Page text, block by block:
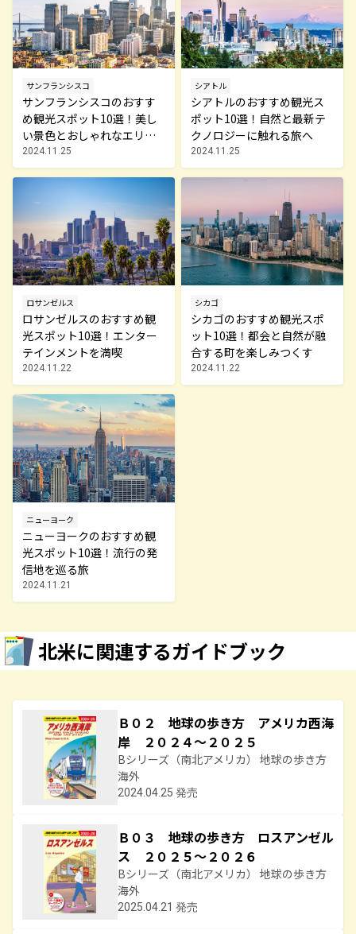
サンフランシスコ
サンフランシスコのおすす
め観光スポット10選！美し
い景色とおしゃれなエリア
を満喫
2024.11.25
シアトル
シアトルのおすすめ観光ス
ポット10選！自然と最新テ
クノロジーに触れる旅へ
2024.11.25
ロサンゼルス
ロサンゼルスのおすすめ観
光スポット10選！エンター
テインメントを満喫
2024.11.22
シカゴ
シカゴのおすすめ観光スポ
ット10選！都会と自然が融
合する町を楽しみつくす
2024.11.22
ニューヨーク
ニューヨークのおすすめ観
光スポット10選！流行の発
信地を巡る旅
2024.11.21
北米に関連するガイドブック
Ｂ０２ 地球の歩き方 アメリカ西海
岸 ２０２４～２０２５
Bシリーズ（南北アメリカ） 地球の歩き方
海外
2024.04.25 発売
Ｂ０３ 地球の歩き方 ロスアンゼル
ス ２０２５～２０２６
Bシリーズ（南北アメリカ） 地球の歩き方
海外
2025.04.21 発売